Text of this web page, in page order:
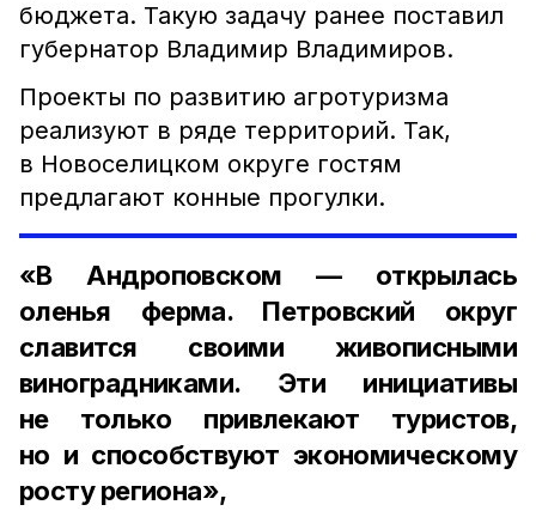
бюджета. Такую задачу ранее поставил
губернатор Владимир Владимиров.
Проекты по развитию агротуризма
реализуют в ряде территорий. Так,
в Новоселицком округе гостям
предлагают конные прогулки.
«В Андроповском — открылась
оленья ферма. Петровский округ
славится своими живописными
виноградниками. Эти инициативы
не только привлекают туристов,
но и способствуют экономическому
росту региона»,